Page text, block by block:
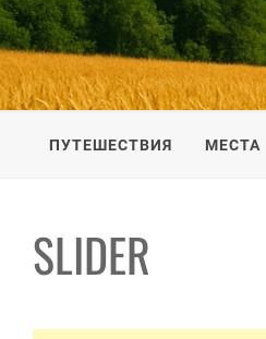
ПУТЕШЕСТВИЕ ПО
ПУТЕШЕСТВИЯ МЕСТА
SLIDER